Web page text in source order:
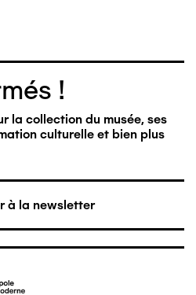
!
la collection du musée, ses
culturelle et bien plus
à la newsletter